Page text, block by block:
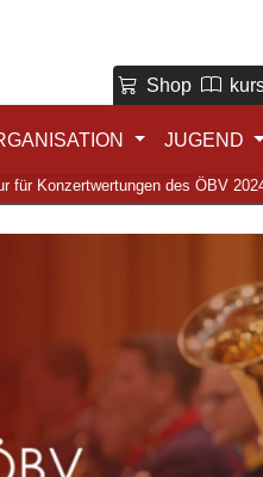
Shop
JUGEND
für Konzertwertungen des ÖBV